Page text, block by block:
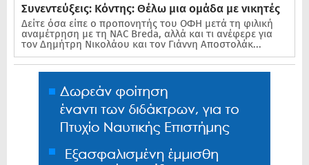
Συνεντεύξεις: Κόντης: Θέλω μια ομάδα με νικητές
Δείτε όσα είπε ο προπονητής του ΟΦΗ μετά τη φιλική
αναμέτρηση με τη NAC Breda, αλλά και τι ανέφερε για
τον Δημήτρη Νικολάου και τον Γιάννη Αποστολάκ...